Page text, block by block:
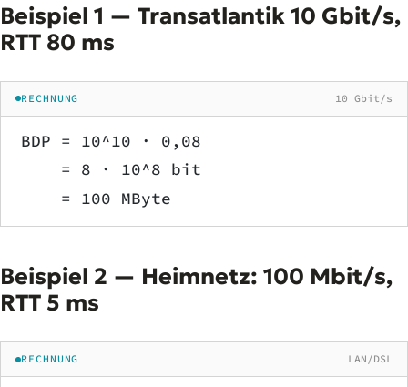
Beispiel 1 — Transatlantik 10 Gbit/s,
RTT 80 ms
RECHNUNG 10 Gbit/s
BDP = 10^10 · 0,08
    = 8 · 10^8 bit
    = 100 MByte
Beispiel 2 — Heimnetz: 100 Mbit/s,
RTT 5 ms
RECHNUNG LAN/DSL